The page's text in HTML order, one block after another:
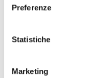
Preferenze
Statistiche
Marketing